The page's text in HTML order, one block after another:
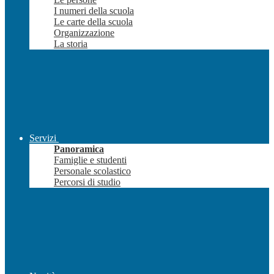
I numeri della scuola
Le carte della scuola
Organizzazione
La storia
Servizi
Panoramica
Famiglie e studenti
Personale scolastico
Percorsi di studio